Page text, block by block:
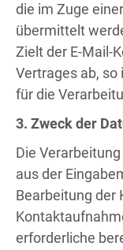
die im Zuge
übermittelt
Zielt der E-Mail-
Vertrages ab,
für die
3. Zweck der
Die
aus der
Bearbeitung der
erforderliche